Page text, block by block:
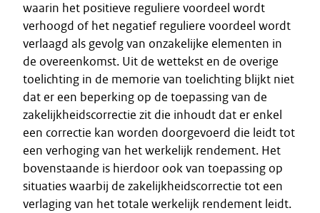
waarin het positieve reguliere voordeel wordt
verhoogd of het negatief reguliere voordeel wordt
verlaagd als gevolg van onzakelijke elementen in
de overeenkomst. Uit de wettekst en de overige
toelichting in de memorie van toelichting blijkt niet
dat er een beperking op de toepassing van de
zakelijkheidscorrectie zit die inhoudt dat er enkel
een correctie kan worden doorgevoerd die leidt tot
een verhoging van het werkelijk rendement. Het
bovenstaande is hierdoor ook van toepassing op
situaties waarbij de zakelijkheidscorrectie tot een
verlaging van het totale werkelijk rendement leidt.